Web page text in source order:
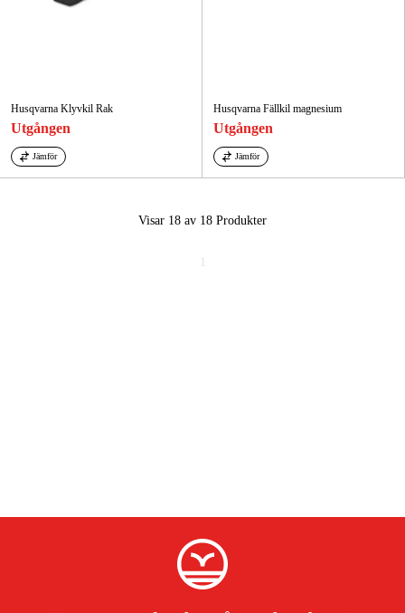
Husqvarna Klyvkil Rak
Utgången
Jämför
Husqvarna Fällkil magnesium
Utgången
Jämför
Visar 18 av 18 Produkter
1